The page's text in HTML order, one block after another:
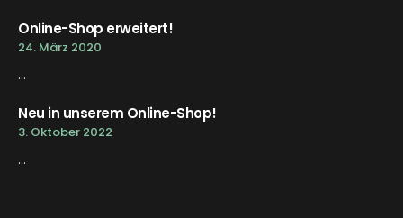
Online-Shop erweitert!
24. März 2020
...
Neu in unserem Online-Shop!
3. Oktober 2022
...